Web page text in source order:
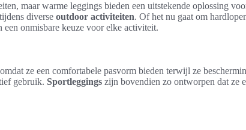
maar warme leggings bieden een uitstekende oplossing
diverse outdoor activiteiten. Of het nu gaat om
onmisbare keuze voor elke activiteit.
ze een comfortabele pasvorm bieden terwijl ze
gebruik. Sportleggings zijn bovendien zo ontworpen dat ze